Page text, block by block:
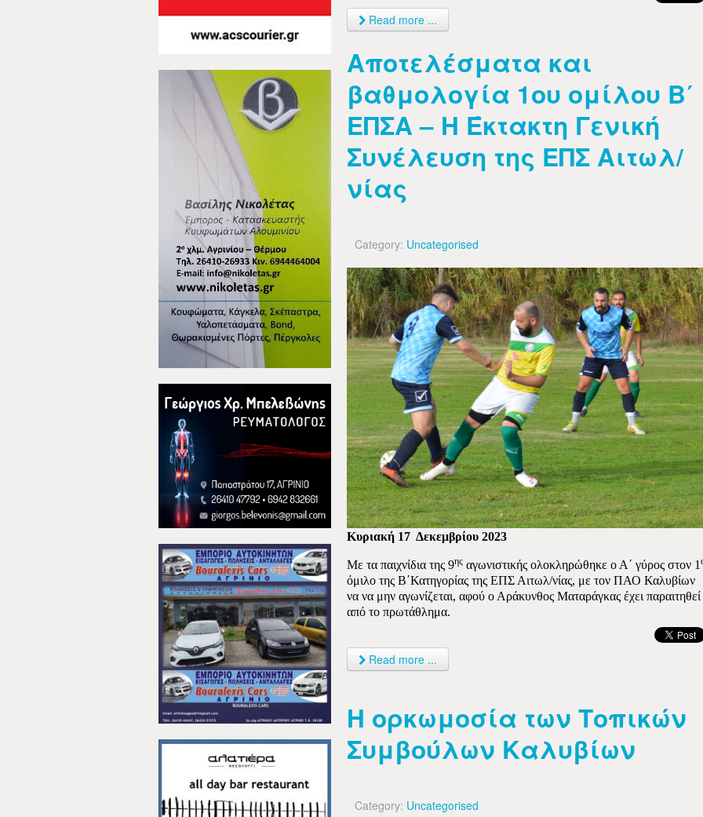
Read more ...
Αποτελέσματα και
βαθμολογία 1ου ομίλου Β΄
ΕΠΣΑ – Η Έκτακτη Γενική
Συνέλευση της ΕΠΣ Αιτωλ/
νίας
Category: Uncategorised
Κυριακή 17 Δεκεμβρίου 2023
Με τα παιχνίδια της 9ης αγωνιστικής ολοκληρώθηκε ο Α΄ γύρος στον 1
όμιλο της Β΄Κατηγορίας της ΕΠΣ Αιτωλ/νίας, με τον ΠΑΟ Καλυβίων
να να μην αγωνίζεται, αφού ο Αράκυνθος Ματαράγκας έχει παραιτηθεί
από το πρωτάθλημα.
Read more ...
Η ορκωμοσία των Τοπικών
Συμβούλων Καλυβίων
Category: Uncategorised